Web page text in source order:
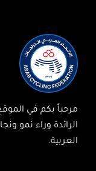
مرحباً بكم في
الرائدة وراء نمو
العربية.